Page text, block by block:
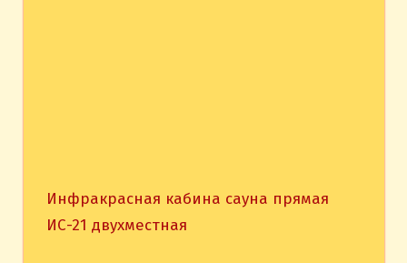
Инфракрасная кабина сауна прямая
ИС-21 двухместная